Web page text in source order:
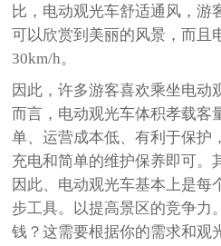
比，电动观光车舒适通风，游
可以欣赏到美丽的风景，而且
30km/h。
因此，许多游客喜欢乘坐电动
而言，电动观光车体积孝载客
单、运营成本低、有利于保护
充电和简单的维护保养即可。
因此、电动观光车基本上是每
步工具。以提高景区的竞争力
钱？这需要根据你的需求和观